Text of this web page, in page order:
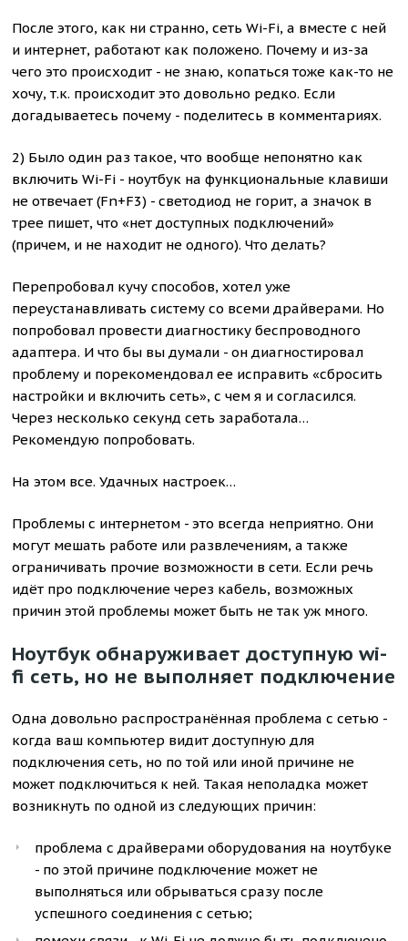
После этого, как ни странно, сеть Wi-Fi, а вместе с ней
и интернет, работают как положено. Почему и из-за
чего это происходит - не знаю, копаться тоже как-то не
хочу, т.к. происходит это довольно редко. Если
догадываетесь почему - поделитесь в комментариях.
2) Было один раз такое, что вообще непонятно как
включить Wi-Fi - ноутбук на функциональные клавиши
не отвечает (Fn+F3) - светодиод не горит, а значок в
трее пишет, что «нет доступных подключений»
(причем, и не находит не одного). Что делать?
Перепробовал кучу способов, хотел уже
переустанавливать систему со всеми драйверами. Но
попробовал провести диагностику беспроводного
адаптера. И что бы вы думали - он диагностировал
проблему и порекомендовал ее исправить «сбросить
настройки и включить сеть», с чем я и согласился.
Через несколько секунд сеть заработала…
Рекомендую попробовать.
На этом все. Удачных настроек…
Проблемы с интернетом - это всегда неприятно. Они
могут мешать работе или развлечениям, а также
ограничивать прочие возможности в сети. Если речь
идёт про подключение через кабель, возможных
причин этой проблемы может быть не так уж много.
Ноутбук обнаруживает доступную wi-
fi сеть, но не выполняет подключение
Одна довольно распространённая проблема с сетью -
когда ваш компьютер видит доступную для
подключения сеть, но по той или иной причине не
может подключиться к ней. Такая неполадка может
возникнуть по одной из следующих причин:
проблема с драйверами оборудования на ноутбуке
- по этой причине подключение может не
выполняться или обрываться сразу после
успешного соединения с сетью;